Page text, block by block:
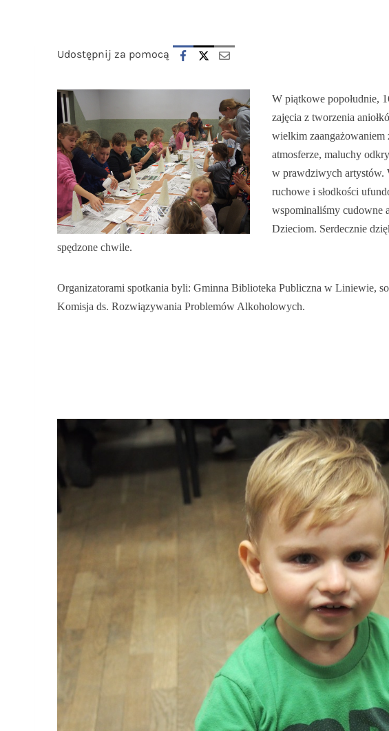
Udostępnij za pomocą
W piątkowe popołudnie,
zajęcia z tworzenia
wielkim zaangażowaniem
atmosferze, maluchy
w prawdziwych artystów.
ruchowe i słodkości
wspominaliśmy cudowne
Dzieciom. Serdecznie
spędzone chwile.
Organizatorami spotkania byli: Gminna Biblioteka Publiczna w Liniewie,
Komisja ds. Rozwiązywania Problemów Alkoholowych.